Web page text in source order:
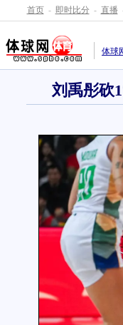
首页 - 即时比分 - 直播
体球
刘禹彤砍